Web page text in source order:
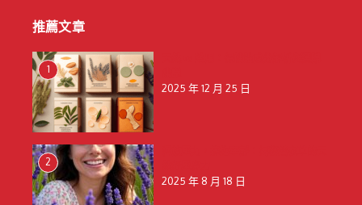
推薦文章
1
2025 年 12 月 25 日
2
2025 年 8 月 18 日